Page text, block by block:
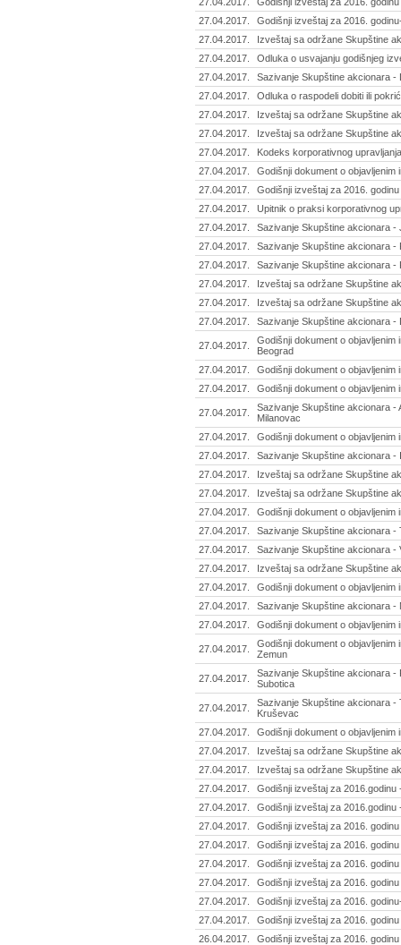
27.04.2017.
Godišnji izveštaj za 2016.
27.04.2017.
Izveštaj sa održane Skupštine
27.04.2017.
Odluka o usvajanju godišnjeg
27.04.2017.
Sazivanje Skupštine akcionara -
27.04.2017.
Odluka o raspodeli dobiti ili
27.04.2017.
Izveštaj sa održane Skupštine
27.04.2017.
Izveštaj sa održane Skupštine
27.04.2017.
Kodeks korporativnog
27.04.2017.
Godišnji dokument o
27.04.2017.
Godišnji izveštaj za 2016.
27.04.2017.
Upitnik o praksi korporativnog
27.04.2017.
Sazivanje Skupštine akcionara
27.04.2017.
Sazivanje Skupštine akcionara -
27.04.2017.
Sazivanje Skupštine akcionara -
27.04.2017.
Izveštaj sa održane Skupštine
27.04.2017.
Izveštaj sa održane Skupštine
27.04.2017.
Sazivanje Skupštine akcionara -
27.04.2017.
Godišnji dokument o objavljenim
Beograd
27.04.2017.
Godišnji dokument o objavljenim
27.04.2017.
Godišnji dokument o
27.04.2017.
Sazivanje Skupštine akcionara -
Milanovac
27.04.2017.
Godišnji dokument o
27.04.2017.
Sazivanje Skupštine akcionara -
27.04.2017.
Izveštaj sa održane Skupštine
27.04.2017.
Izveštaj sa održane Skupštine
27.04.2017.
Godišnji dokument o objavljenim
27.04.2017.
Sazivanje Skupštine akcionara -
27.04.2017.
Sazivanje Skupštine akcionara -
27.04.2017.
Izveštaj sa održane Skupštine
27.04.2017.
Godišnji dokument o
27.04.2017.
Sazivanje Skupštine akcionara -
27.04.2017.
Godišnji dokument o objavljenim
27.04.2017.
Godišnji dokument o objavljenim
Zemun
27.04.2017.
Sazivanje Skupštine akcionara -
Subotica
27.04.2017.
Sazivanje Skupštine akcionara
Kruševac
27.04.2017.
Godišnji dokument o
27.04.2017.
Izveštaj sa održane Skupštine
27.04.2017.
Izveštaj sa održane Skupštine
27.04.2017.
Godišnji izveštaj za
27.04.2017.
Godišnji izveštaj za
27.04.2017.
Godišnji izveštaj za 2016.
27.04.2017.
Godišnji izveštaj za 2016.
27.04.2017.
Godišnji izveštaj za 2016.
27.04.2017.
Godišnji izveštaj za 2016.
27.04.2017.
Godišnji izveštaj za 2016.
27.04.2017.
Godišnji izveštaj za 2016.
26.04.2017.
Godišnji izveštaj za 2016.